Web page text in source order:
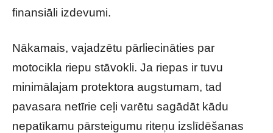
finansiāli izdevumi.
Nākamais, vajadzētu pārliecināties par
motocikla riepu stāvokli. Ja riepas ir tuvu
minimālajam protektora augstumam, tad
pavasara netīrie ceļi varētu sagādāt kādu
nepatīkamu pārsteigumu riteņu izslīdēšanas